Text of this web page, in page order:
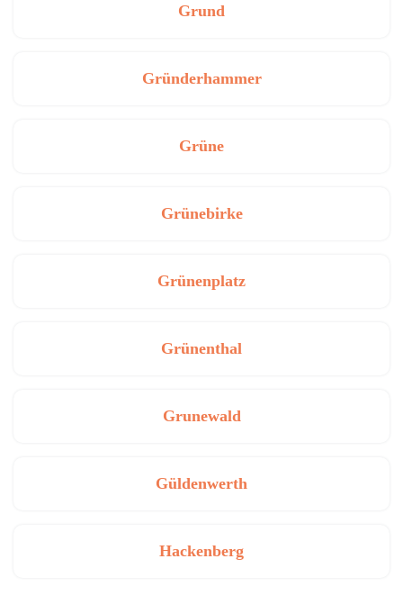
Grund
Gründerhammer
Grüne
Grünebirke
Grünenplatz
Grünenthal
Grunewald
Güldenwerth
Hackenberg